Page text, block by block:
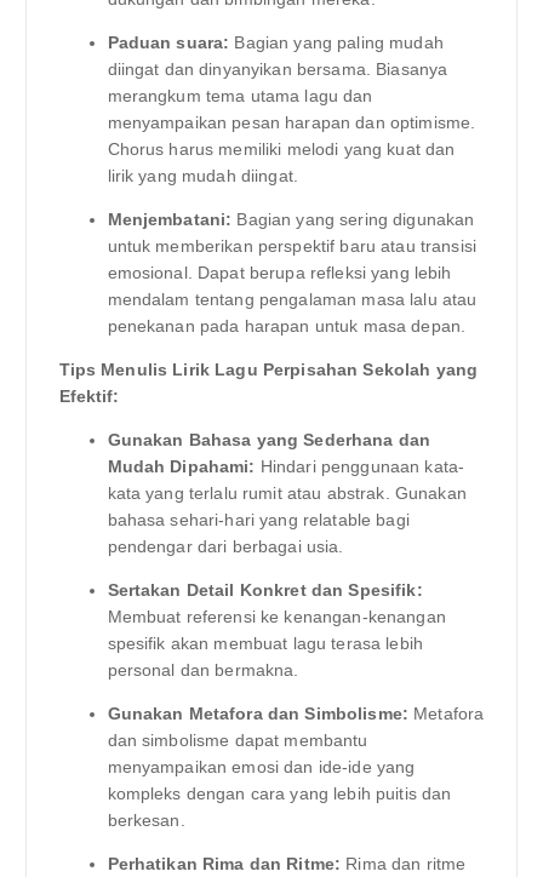
Paduan suara: Bagian yang paling mudah
diingat dan dinyanyikan bersama. Biasanya
merangkum tema utama lagu dan
menyampaikan pesan harapan dan optimisme.
Chorus harus memiliki melodi yang kuat dan
lirik yang mudah diingat.
Menjembatani: Bagian yang sering digunakan
untuk memberikan perspektif baru atau transisi
emosional. Dapat berupa refleksi yang lebih
mendalam tentang pengalaman masa lalu atau
penekanan pada harapan untuk masa depan.
Tips Menulis Lirik Lagu Perpisahan Sekolah yang
Efektif:
Gunakan Bahasa yang Sederhana dan
Mudah Dipahami: Hindari penggunaan kata-
kata yang terlalu rumit atau abstrak. Gunakan
bahasa sehari-hari yang relatable bagi
pendengar dari berbagai usia.
Sertakan Detail Konkret dan Spesifik:
Membuat referensi ke kenangan-kenangan
spesifik akan membuat lagu terasa lebih
personal dan bermakna.
Gunakan Metafora dan Simbolisme: Metafora
dan simbolisme dapat membantu
menyampaikan emosi dan ide-ide yang
kompleks dengan cara yang lebih puitis dan
berkesan.
Perhatikan Rima dan Ritme: Rima dan ritme